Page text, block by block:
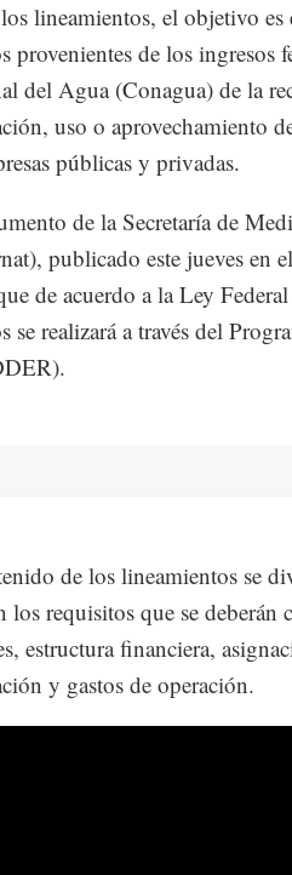
lineamientos, el objetivo es
provenientes de los ingresos
del Agua (Conagua) de la
uso o aprovechamiento
públicas y privadas.
de la Secretaría de
publicado este jueves en
de acuerdo a la Ley
se realizará a través del
de los lineamientos se
los requisitos que se
estructura financiera,
y gastos de operación.